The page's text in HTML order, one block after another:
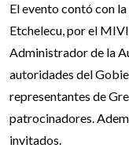
El evento contó con
Etchelecu, por el
Administrador de la
autoridades del
representantes de
patrocinadores.
invitados.